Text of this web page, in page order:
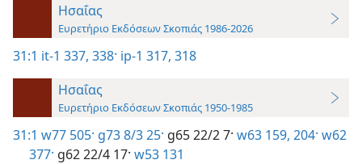
Ησαΐας
Ευρετήριο Εκδόσεων Σκοπιάς 1986-2026
31:1 it-1 337, 338· ip-1 317, 318
Ησαΐας
Ευρετήριο Εκδόσεων Σκοπιάς 1950-1985
31:1 w77 505· g73 8/3 25· g65 22/2 7· w63 159, 204· w62
377· g62 22/4 17· w53 131